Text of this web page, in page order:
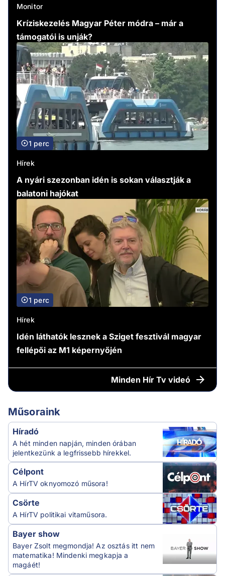
Monitor
Kríziskezelés Magyar Péter módra – már a
támogatói is unják?
1 perc
Hírek
A nyári szezonban idén is sokan választják a
balatoni hajókat
1 perc
Hírek
Idén láthatók lesznek a Sziget fesztivál magyar
fellépői az M1 képernyőjén
Minden Hír Tv videó
Műsoraink
Híradó
A hét minden napján, minden órában
jelentkezünk a legfrissebb hírekkel.
Célpont
A HírTV oknyomozó műsora!
Csörte
A HírTV politikai vitaműsora.
Bayer show
Bayer Zsolt megmondja! Az osztás itt nem
matematika! Mindenki megkapja a
magáét!